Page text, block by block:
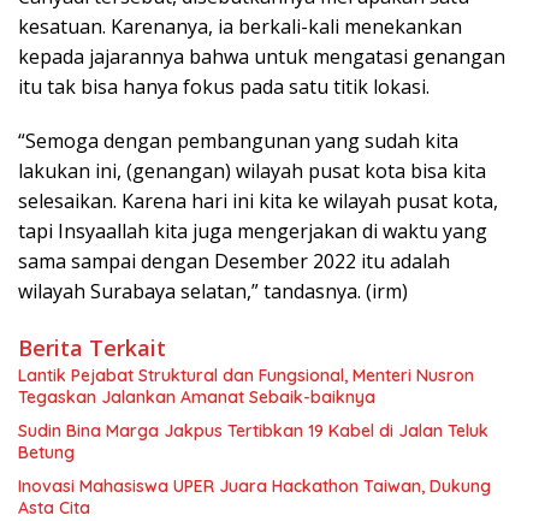
kesatuan. Karenanya, ia berkali-kali menekankan
kepada jajarannya bahwa untuk mengatasi genangan
itu tak bisa hanya fokus pada satu titik lokasi.
“Semoga dengan pembangunan yang sudah kita
lakukan ini, (genangan) wilayah pusat kota bisa kita
selesaikan. Karena hari ini kita ke wilayah pusat kota,
tapi Insyaallah kita juga mengerjakan di waktu yang
sama sampai dengan Desember 2022 itu adalah
wilayah Surabaya selatan,” tandasnya. (irm)
Berita Terkait
Lantik Pejabat Struktural dan Fungsional, Menteri Nusron
Tegaskan Jalankan Amanat Sebaik-baiknya
Sudin Bina Marga Jakpus Tertibkan 19 Kabel di Jalan Teluk
Betung
Inovasi Mahasiswa UPER Juara Hackathon Taiwan, Dukung
Asta Cita